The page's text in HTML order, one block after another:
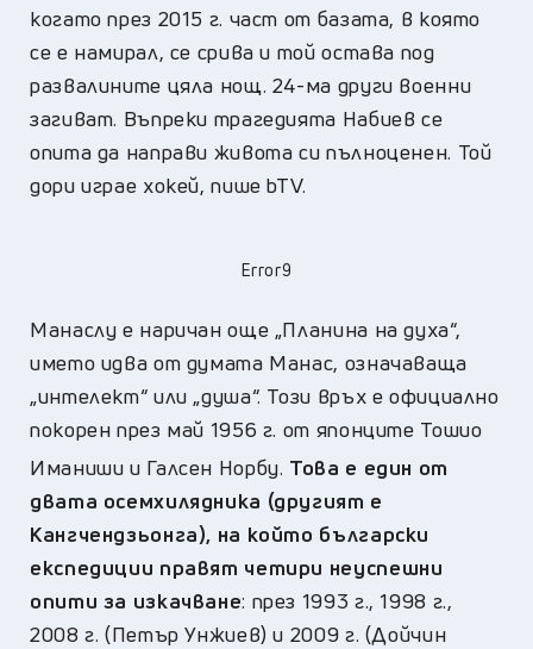
когато през 2015 г. част от базата, в която
се е намирал, се срива и той остава под
развалините цяла нощ. 24-ма други военни
загиват. Въпреки трагедията Набиев се
опита да направи живота си пълноценен. Той
дори играе хокей, пише bTV.
Error9
Манаслу е наричан още „Планина на духа“,
името идва от думата Манас, означаваща
„интелект“ или „душа“. Този връх е официално
покорен през май 1956 г. от японците Тошио
Иманиши и Галсен Норбу. Това е един от
двата осемхилядника (другият е
Кангчендзьонга), на който български
експедиции правят четири неуспешни
опити за изкачване: през 1993 г., 1998 г.,
2008 г. (Петър Унжиев) и 2009 г. (Дойчин